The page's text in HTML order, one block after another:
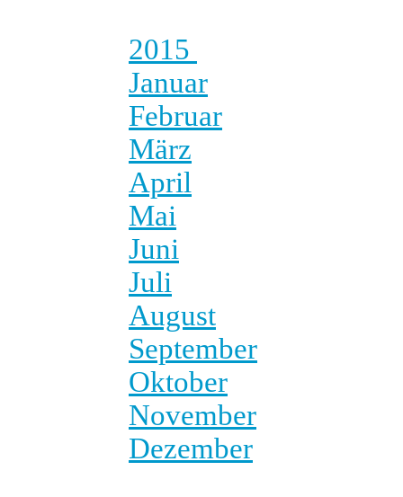
2015
Januar
Februar
März
April
Mai
Juni
Juli
August
September
Oktober
November
Dezember